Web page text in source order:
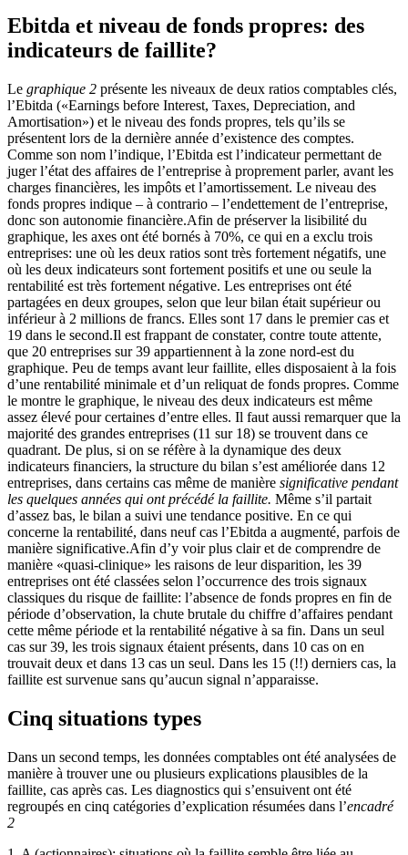
Ebitda et niveau de fonds propres: des
indicateurs de faillite?
Le graphique 2 présente les niveaux de deux ratios comptables clés,
l’Ebitda («Earnings before Interest, Taxes, Depreciation, and
Amortisation») et le niveau des fonds propres, tels qu’ils se
présentent lors de la dernière année d’existence des comptes.
Comme son nom l’indique, l’Ebitda est l’indicateur permettant de
juger l’état des affaires de l’entreprise à proprement parler, avant les
charges financières, les impôts et l’amortissement. Le niveau des
fonds propres indique – à contrario – l’endettement de l’entreprise,
donc son autonomie financière.Afin de préserver la lisibilité du
graphique, les axes ont été bornés à 70%, ce qui en a exclu trois
entreprises: une où les deux ratios sont très fortement négatifs, une
où les deux indicateurs sont fortement positifs et une ou seule la
rentabilité est très fortement négative. Les entreprises ont été
partagées en deux groupes, selon que leur bilan était supérieur ou
inférieur à 2 millions de francs. Elles sont 17 dans le premier cas et
19 dans le second.Il est frappant de constater, contre toute attente,
que 20 entreprises sur 39 appartiennent à la zone nord-est du
graphique. Peu de temps avant leur faillite, elles disposaient à la fois
d’une rentabilité minimale et d’un reliquat de fonds propres. Comme
le montre le graphique, le niveau des deux indicateurs est même
assez élevé pour certaines d’entre elles. Il faut aussi remarquer que la
majorité des grandes entreprises (11 sur 18) se trouvent dans ce
quadrant. De plus, si on se réfère à la dynamique des deux
indicateurs financiers, la structure du bilan s’est améliorée dans 12
entreprises, dans certains cas même de manière significative pendant
les quelques années qui ont précédé la faillite. Même s’il partait
d’assez bas, le bilan a suivi une tendance positive. En ce qui
concerne la rentabilité, dans neuf cas l’Ebitda a augmenté, parfois de
manière significative.Afin d’y voir plus clair et de comprendre de
manière «quasi-clinique» les raisons de leur disparition, les 39
entreprises ont été classées selon l’occurrence des trois signaux
classiques du risque de faillite: l’absence de fonds propres en fin de
période d’observation, la chute brutale du chiffre d’affaires pendant
cette même période et la rentabilité négative à sa fin. Dans un seul
cas sur 39, les trois signaux étaient présents, dans 10 cas on en
trouvait deux et dans 13 cas un seul. Dans les 15 (!!) derniers cas, la
faillite est survenue sans qu’aucun signal n’apparaisse.
Cinq situations types
Dans un second temps, les données comptables ont été analysées de
manière à trouver une ou plusieurs explications plausibles de la
faillite, cas après cas. Les diagnostics qui s’ensuivent ont été
regroupés en cinq catégories d’explication résumées dans l’encadré
2